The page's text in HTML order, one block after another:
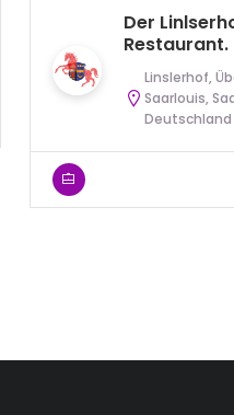
Der
Restaurant.
Linslerhof,
Saarlouis,
Deutschland